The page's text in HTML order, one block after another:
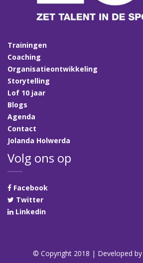
Trainingen
Coaching
Organisatieontwikkeling
Storytelling
Lof 10 jaar
Blogs
Agenda
Contact
Jolanda Holwerda
Volg ons op
Facebook
Twitter
Linkedin
© Copyright 2018 | Developed by